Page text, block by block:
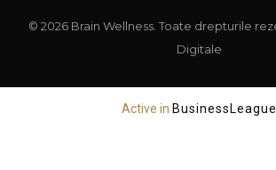
© 2026 Brain Wellness. Toate drepturile
Digitale
Active in BusinessLeague